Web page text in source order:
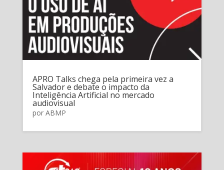
APRO Talks chega pela primeira vez a
Salvador e debate o impacto da
Inteligência Artificial no mercado
audiovisual
por ABMP